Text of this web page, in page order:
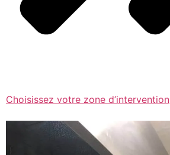
Choisissez votre zone d’intervention